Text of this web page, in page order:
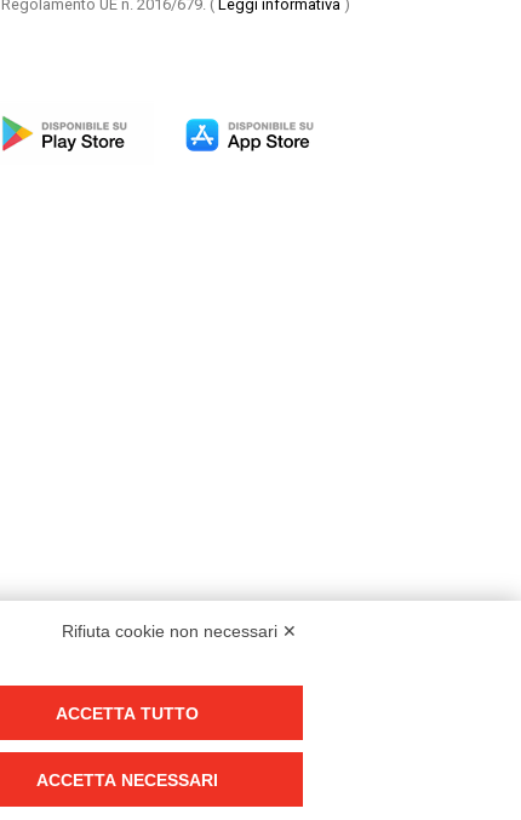
Regolamento UE n. 2016/679. ( Leggi informativa )
Rifiuta cookie non necessari ✕
ACCETTA TUTTO
ACCETTA NECESSARI